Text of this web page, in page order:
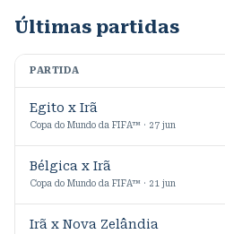
Últimas partidas
PARTIDA
Egito x Irã
Copa do Mundo da FIFA™ · 27 jun
Bélgica x Irã
Copa do Mundo da FIFA™ · 21 jun
Irã x Nova Zelândia